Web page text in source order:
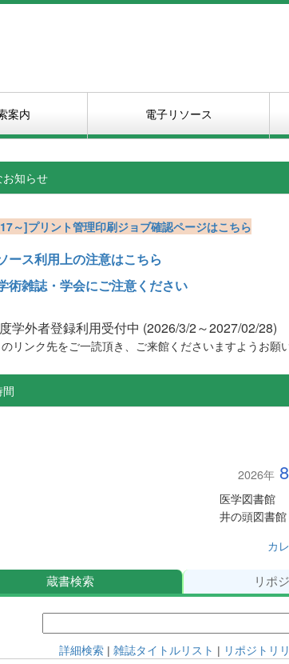
案内 電子リソース
知らせ
～]プリント管理印刷ジョブ確認ページはこちら
ース利用上の注意はこちら
術雑誌・学会にご注意ください
学外者登録利用受付中 (2026/3/2～2027/02/28)
のリンク先をご一読頂き、ご来館くださいますようお願
2026年
医学図書館
井の頭図書館
カ
蔵書検索 リポ
詳細検索 |雑誌タイトルリスト | リポジトリ